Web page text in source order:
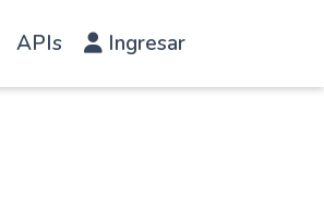
APIs Ingresar